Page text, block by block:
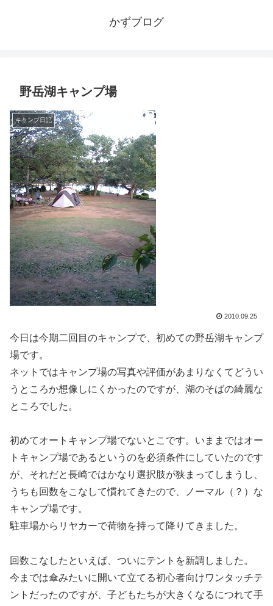
かずブログ
野岳湖キャンプ場
キャンプ日記
2010.09.25
今日は今期二回目のキャンプで、初めての野岳湖キャンプ
場です。
ネットではキャンプ場の写真や評価があまりなくてどうい
うところか想像しにくかったのですが、湖のそばの綺麗な
ところでした。
初めてオートキャンプ場でないとこです。いままではオー
トキャンプ場であるというのを必須条件にしていたのです
が、それだと長崎ではかなり選択肢が狭まってしまうし、
うちも回数をこなして慣れてきたので、ノーマル（？）な
キャンプ場です。
駐車場からリヤカーで荷物を持って降りてきました。
回数こなしたといえば、ついにテントを新調しました。
今までは傘みたいに開いて立てる初心者向けワンタッチテ
ントだったのですが、子どもたちが大きくなるにつれて手